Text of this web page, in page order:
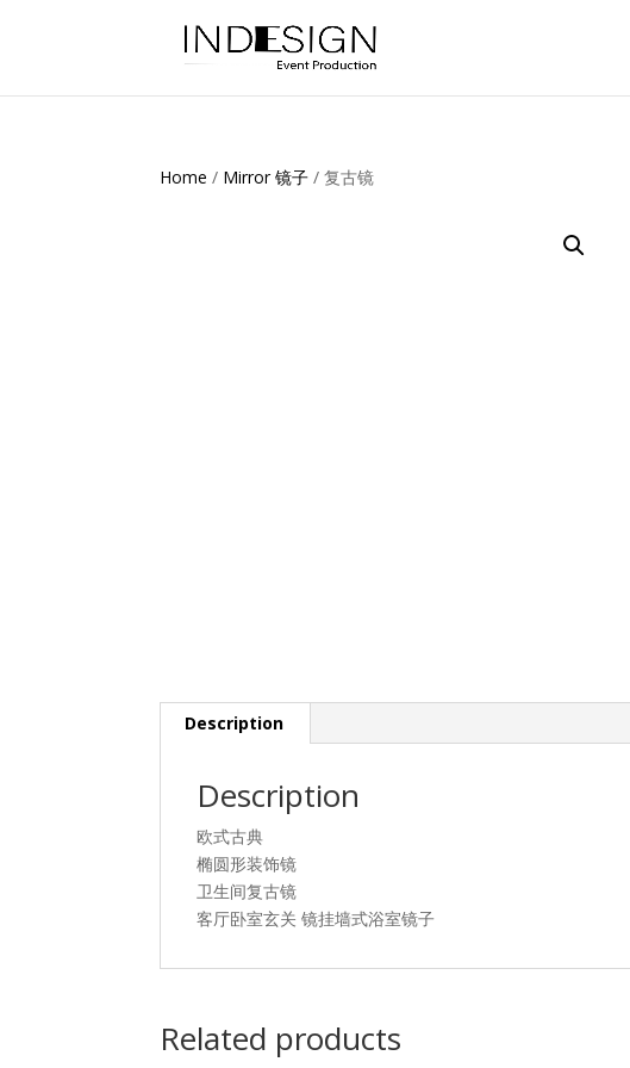
Home / Mirror 镜子 / 复古镜
Description
Description
欧式古典
椭圆形装饰镜
卫生间复古镜
客厅卧室玄关 镜挂墙式浴室镜子
Related products